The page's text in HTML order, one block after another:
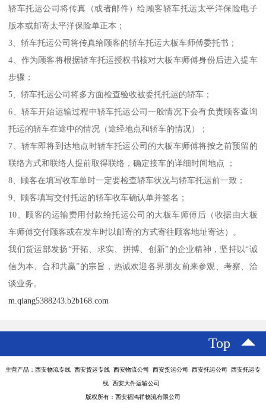
轿车托运公司将传真（或者邮件）给顾客轿车托运太平洋保险电子
版本或邮寄太平洋保险单正本；
3、轿车托运公司将传真给顾客的轿车托运大板车师傅委托书；
4、作为顾客将根据轿车托运授权书核对大板车师傅身份后进入提车
步骤；
5、轿车托运公司将多方面检查验收被委托托运的轿车；
6、轿车开始运输过程中轿车托运公司一般情况下会有负责顾客查询
托运的轿车在途中的情况（途经地点和轿车的情况）；
7、轿车即将到达地点时轿车托运公司的大板车师傅将按之前预留的
联络方式和联络人提前取得联络，确定接车的详细时间地点 ；
8、顾客在填写收车单时一定要检查轿车状况与轿车托运前一致；
9、顾客填写交付托运的轿车收车确认单并签名；
10、顾客的运输费用付款给托运公司的大板车师傅后（收据由大板
车师傅交付顾客或在发车时以邮寄的方式寄往顾客地址寄达）。
我们货运部发扬“开拓、求实、拼搏、创新”的企业精神，坚持以“诚
信为本、合和共赢”的宗旨，热诚欢迎各界朋友前来参观、考察、洽
谈业务。
m.qiang5388243.b2b168.com
Top
主营产品：西安物流专线 西安货运专线 西安物流公司 西安货运公司 西安托运公司 西安托运专
线 西安大件运输公司
版权所有：西安福鸿祥物流有限公司